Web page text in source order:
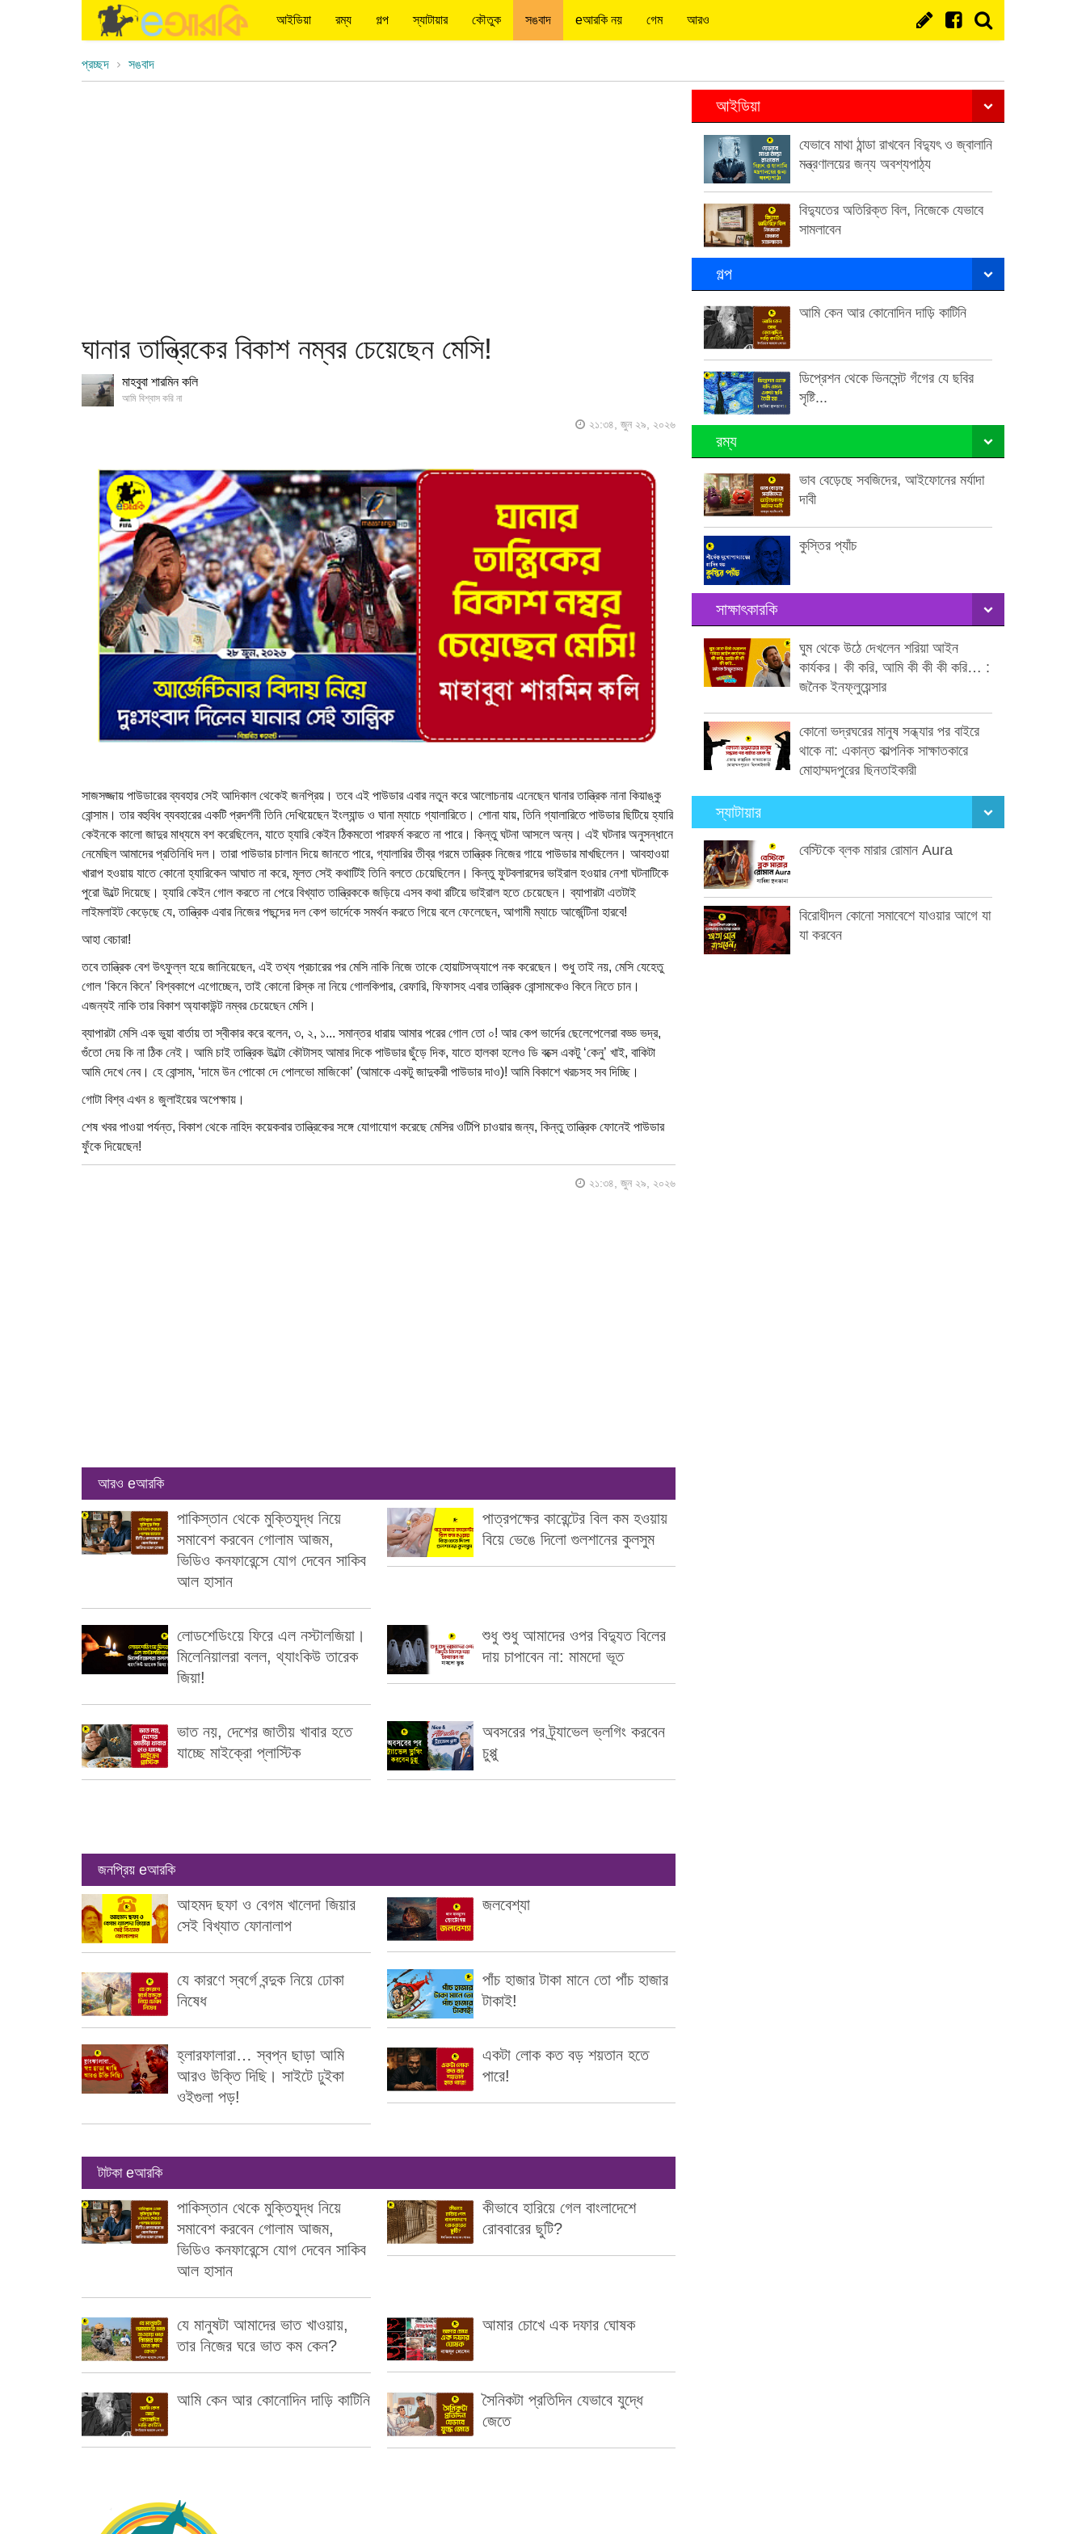
আইডিয়া রম্য গল্প স্যাটায়ার কৌতুক সঙবাদ eআরকি নয় গেম আরও
প্রচ্ছদ সঙবাদ
ঘানার তান্ত্রিকের বিকাশ নম্বর চেয়েছেন মেসি!
মাহবুবা শারমিন কলি
আমি বিশ্বাস করি না
২১:৩৪, জুন ২৯, ২০২৬
সাজসজ্জায় পাউডারের ব্যবহার সেই আদিকাল থেকেই জনপ্রিয়। তবে এই পাউডার এবার নতুন করে আলোচনায় এনেছেন ঘানার তান্ত্রিক নানা কিয়াঙ্কু
বোন্সাম। তার বহুবিধ ব্যবহারের একটি প্রদর্শনী তিনি দেখিয়েছেন ইংল্যান্ড ও ঘানা ম্যাচে গ্যালারিতে। শোনা যায়, তিনি গ্যালারিতে পাউডার ছিটিয়ে হ্যারি
কেইনকে কালো জাদুর মাধ্যমে বশ করেছিলেন, যাতে হ্যারি কেইন ঠিকমতো পারফর্ম করতে না পারে। কিন্তু ঘটনা আসলে অন্য। এই ঘটনার অনুসন্ধানে
নেমেছিল আমাদের প্রতিনিধি দল। তারা পাউডার চালান দিয়ে জানতে পারে, গ্যালারির তীব্র গরমে তান্ত্রিক নিজের গায়ে পাউডার মাখছিলেন। আবহাওয়া
খারাপ হওয়ায় যাতে কোনো হ্যারিকেন আঘাত না করে, মূলত সেই কথাটিই তিনি বলতে চেয়েছিলেন। কিন্তু ফুটবলারদের ভাইরাল হওয়ার নেশা ঘটনাটিকে
পুরো উল্টে দিয়েছে। হ্যারি কেইন গোল করতে না পেরে বিখ্যাত তান্ত্রিককে জড়িয়ে এসব কথা রটিয়ে ভাইরাল হতে চেয়েছেন। ব্যাপারটা এতটাই
লাইমলাইট কেড়েছে যে, তান্ত্রিক এবার নিজের পছন্দের দল কেপ ভার্দেকে সমর্থন করতে গিয়ে বলে ফেলেছেন, আগামী ম্যাচে আর্জেন্টিনা হারবে!
আহা বেচারা!
তবে তান্ত্রিক বেশ উৎফুল্ল হয়ে জানিয়েছেন, এই তথ্য প্রচারের পর মেসি নাকি নিজে তাকে হোয়াটসঅ্যাপে নক করেছেন। শুধু তাই নয়, মেসি যেহেতু
গোল ‘কিনে কিনে’ বিশ্বকাপে এগোচ্ছেন, তাই কোনো রিস্ক না নিয়ে গোলকিপার, রেফারি, ফিফাসহ এবার তান্ত্রিক বোন্সামকেও কিনে নিতে চান।
এজন্যই নাকি তার বিকাশ অ্যাকাউন্ট নম্বর চেয়েছেন মেসি।
ব্যাপারটা মেসি এক ভুয়া বার্তায় তা স্বীকার করে বলেন, ৩, ২, ১... সমান্তর ধারায় আমার পরের গোল তো ০! আর কেপ ভার্দের ছেলেপেলেরা বড্ড ভদ্র,
গুঁতো দেয় কি না ঠিক নেই। আমি চাই তান্ত্রিক উল্টো কৌটাসহ আমার দিকে পাউডার ছুঁড়ে দিক, যাতে হালকা হলেও ডি বক্সে একটু ‘কেনু’ খাই, বাকিটা
আমি দেখে নেব। হে বোন্সাম, ‘দামে উন পোকো দে পোলভো মাজিকো’ (আমাকে একটু জাদুকরী পাউডার দাও)! আমি বিকাশে খরচসহ সব দিচ্ছি।
গোটা বিশ্ব এখন ৪ জুলাইয়ের অপেক্ষায়।
শেষ খবর পাওয়া পর্যন্ত, বিকাশ থেকে নাহিদ কয়েকবার তান্ত্রিকের সঙ্গে যোগাযোগ করেছে মেসির ওটিপি চাওয়ার জন্য, কিন্তু তান্ত্রিক ফোনেই পাউডার
ফুঁকে দিয়েছেন!
২১:৩৪, জুন ২৯, ২০২৬
আরও eআরকি
পাকিস্তান থেকে মুক্তিযুদ্ধ নিয়ে
সমাবেশ করবেন গোলাম আজম,
ভিডিও কনফারেন্সে যোগ দেবেন সাকিব
আল হাসান
পাত্রপক্ষের কারেন্টের বিল কম হওয়ায়
বিয়ে ভেঙে দিলো গুলশানের কুলসুম
লোডশেডিংয়ে ফিরে এল নস্টালজিয়া।
মিলেনিয়ালরা বলল, থ্যাংকিউ তারেক
জিয়া!
শুধু শুধু আমাদের ওপর বিদ্যুত বিলের
দায় চাপাবেন না: মামদো ভূত
ভাত নয়, দেশের জাতীয় খাবার হতে
যাচ্ছে মাইক্রো প্লাস্টিক
অবসরের পর ট্র্যাভেল ভ্লগিং করবেন
চুপ্পু
জনপ্রিয় eআরকি
আহমদ ছফা ও বেগম খালেদা জিয়ার
সেই বিখ্যাত ফোনালাপ
জলবেশ্যা
যে কারণে স্বর্গে বন্দুক নিয়ে ঢোকা
নিষেধ
পাঁচ হাজার টাকা মানে তো পাঁচ হাজার
টাকাই!
হ্লারফালারা… স্বপ্ন ছাড়া আমি
আরও উক্তি দিছি। সাইটে ঢুইকা
ওইগুলা পড়!
একটা লোক কত বড় শয়তান হতে
পারে!
টাটকা eআরকি
পাকিস্তান থেকে মুক্তিযুদ্ধ নিয়ে
সমাবেশ করবেন গোলাম আজম,
ভিডিও কনফারেন্সে যোগ দেবেন সাকিব
আল হাসান
কীভাবে হারিয়ে গেল বাংলাদেশে
রোববারের ছুটি?
যে মানুষটা আমাদের ভাত খাওয়ায়,
তার নিজের ঘরে ভাত কম কেন?
আমার চোখে এক দফার ঘোষক
আমি কেন আর কোনোদিন দাড়ি কাটিনি
সৈনিকটা প্রতিদিন যেভাবে যুদ্ধে
জেতে
আইডিয়া
যেভাবে মাথা ঠান্ডা রাখবেন বিদ্যুৎ ও জ্বালানি
মন্ত্রণালয়ের জন্য অবশ্যপাঠ্য
বিদ্যুতের অতিরিক্ত বিল, নিজেকে যেভাবে
সামলাবেন
গল্প
আমি কেন আর কোনোদিন দাড়ি কাটিনি
ডিপ্রেশন থেকে ভিনসেন্ট গঁগের যে ছবির
সৃষ্টি...
রম্য
ভাব বেড়েছে সবজিদের, আইফোনের মর্যাদা
দাবী
কুস্তির প্যাঁচ
সাক্ষাৎকারকি
ঘুম থেকে উঠে দেখলেন শরিয়া আইন
কার্যকর। কী করি, আমি কী কী কী করি… :
জনৈক ইনফ্লুয়েন্সার
কোনো ভদ্রঘরের মানুষ সন্ধ্যার পর বাইরে
থাকে না: একান্ত কাল্পনিক সাক্ষাতকারে
মোহাম্মদপুরের ছিনতাইকারী
স্যাটায়ার
বেস্টিকে ব্লক মারার রোমান Aura
বিরোধীদল কোনো সমাবেশে যাওয়ার আগে যা
যা করবেন